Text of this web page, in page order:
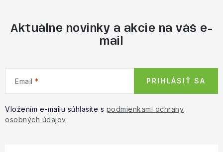
Aktuálne novinky a akcie na váš e-
mail
Email
Vložením e-mailu súhlasíte s podmienkami ochrany
osobných údajov
PRIHLÁSIŤ SA